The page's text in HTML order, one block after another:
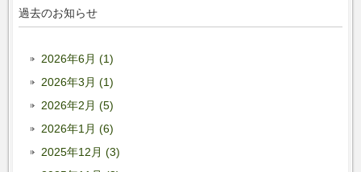
過去のお知らせ
2026年6月 (1)
2026年3月 (1)
2026年2月 (5)
2026年1月 (6)
2025年12月 (3)